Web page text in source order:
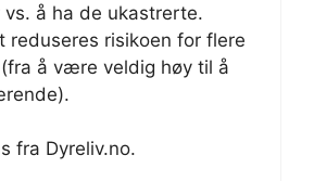
vs. å ha de ukastrerte.
reduseres risikoen for flere
å være veldig høy til å
fra Dyreliv.no.